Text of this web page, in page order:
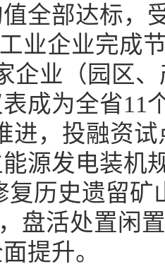
全部达标，
业企业完成
企业（园区
成为全省11
进，投融资
源发电装机
复历史遗留矿
盘活处置闲
提升。